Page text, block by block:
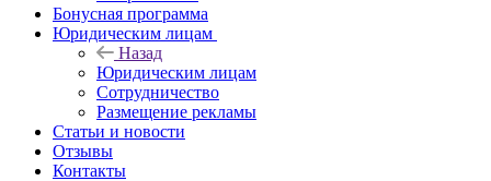
Бонусная программа
Юридическим лицам
Назад
Юридическим лицам
Сотрудничество
Размещение рекламы
Статьи и новости
Отзывы
Контакты